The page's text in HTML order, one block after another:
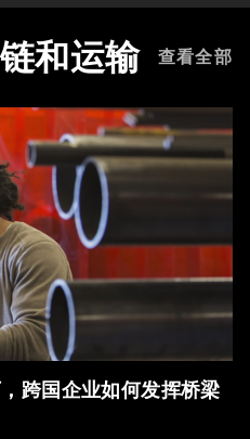
和运输 查看全部
跨国企业如何发挥桥梁